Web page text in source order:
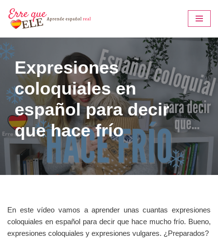
Saltar
al
contenido
Expresiones
coloquiales en
español para decir
que hace frío
En este vídeo vamos a aprender unas cuantas expresiones
coloquiales en español para decir que hace mucho frío. Bueno,
expresiones coloquiales y expresiones vulgares. ¿Preparados?